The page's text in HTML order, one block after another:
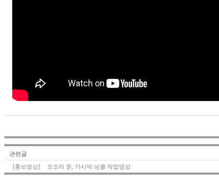
관련글
[홍보영상]
모조리 칡, 가시박 넝쿨 작업영상